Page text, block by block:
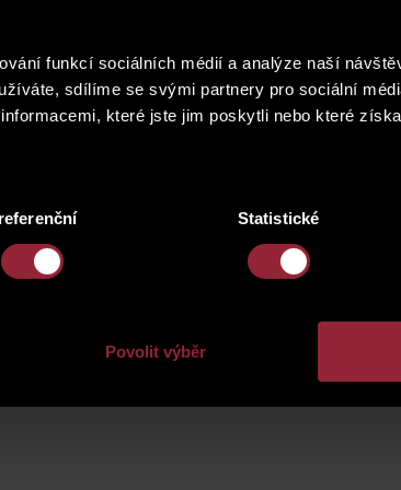
funkcí sociálních médií a analýze naší
sdílíme se svými partnery pro sociální
které jste jim poskytli nebo které
Statistické
Povolit výběr
večírku, který se konal v kreativním centru
důvtip a logika byly tím nejdůležitějším pro o
byla také podpořena dobrá věc, jelikož etno